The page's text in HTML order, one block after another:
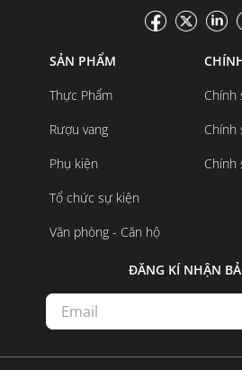
SẢN PHẨM
Thực Phẩm
Rượu vang
Phụ kiện
Tổ chức sự kiện
Văn phòng - Căn hộ
Chính
Chính
Chính
ĐĂNG KÍ NHẬN